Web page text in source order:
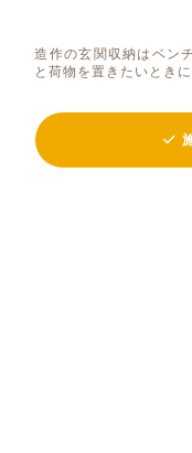
造作の玄関収納はベン
と荷物を置きたいとき